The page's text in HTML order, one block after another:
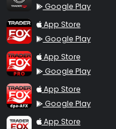
Google Play
TraderFox App
App Store
Google Play
TraderFox Pro
App Store
Google Play
TraderFox dpa-AFX ProFeed
App Store
Google Play
TraderFox Live Trading
App Store